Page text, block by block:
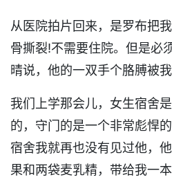
从医院拍片回来，是罗布把
骨撕裂!不需要住院。但是必
晴说，他的一双手个胳膊被
我们上学那会儿，女生宿舍
的，守门的是一个非常彪悍
宿舍我就再也没有见过他，
果和两袋麦乳精，带给我一